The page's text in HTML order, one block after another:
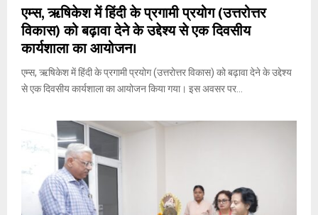
एम्स, ऋषिकेश में हिंदी के प्रगामी प्रयोग (उत्तरोत्तर
विकास) को बढ़ावा देने के उद्देश्य से एक दिवसीय
कार्यशाला का आयोजन।
एम्स, ऋषिकेश में हिंदी के प्रगामी प्रयोग (उत्तरोत्तर विकास) को बढ़ावा देने के उद्देश्य
से एक दिवसीय कार्यशाला का आयोजन किया गया। इस अवसर पर...